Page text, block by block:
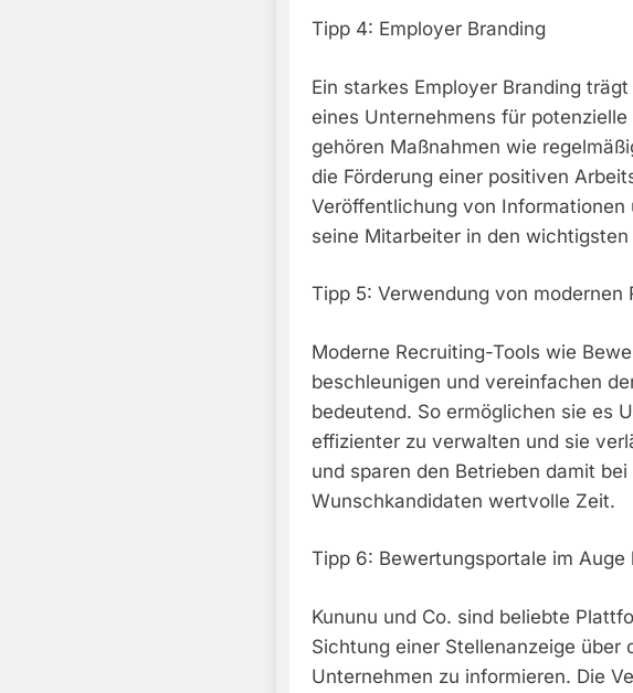
Tipp 4: Employer Branding
Ein starkes Employer Branding
eines Unternehmens für
gehören Maßnahmen wie
die Förderung einer positiven
Veröffentlichung von Informationen
seine Mitarbeiter in den
Tipp 5: Verwendung von modernen
Moderne Recruiting-Tools wie
beschleunigen und vereinfachen
bedeutend. So ermöglichen sie es
effizienter zu verwalten und sie
und sparen den Betrieben damit
Wunschkandidaten wertvolle Zeit.
Tipp 6: Bewertungsportale im Auge
Kununu und Co. sind beliebte
Sichtung einer Stellenanzeige über
Unternehmen zu informieren. Die